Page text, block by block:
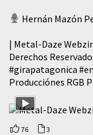
Hernán Mazón
| Metal-Daze
Derechos
#girapatagonica
Producciónes RGB
76 3